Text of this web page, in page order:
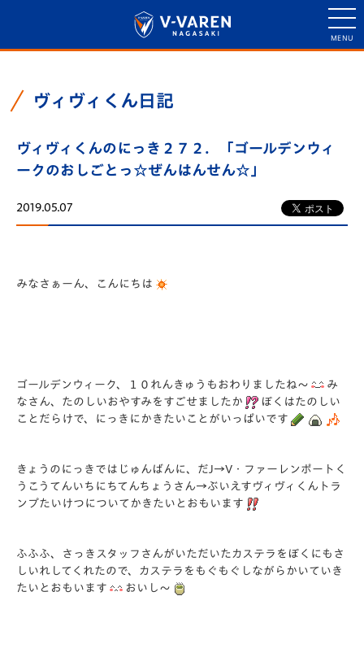
ヴィヴィくん日記
ヴィヴィくんのにっき２７２．「ゴールデンウィ
ークのおしごとっ☆ぜんはんせん☆」
2019.05.07
みなさぁーん、こんにちは
ゴールデンウィーク、１０れんきゅうもおわりましたね～
み
なさん、たのしいおやすみをすごせましたか
ぼくはたのしい
ことだらけで、にっきにかきたいことがいっぱいです
きょうのにっきではじゅんばんに、だJ→V・ファーレンポートく
うこうてんいちにちてんちょうさん→ぶいえすヴィヴィくんトラ
ンプたいけつについてかきたいとおもいます
ふふふ、さっきスタッフさんがいただいたカステラをぼくにもさ
しいれしてくれたので、カステラをもぐもぐしながらかいていき
たいとおもいます
おいし～